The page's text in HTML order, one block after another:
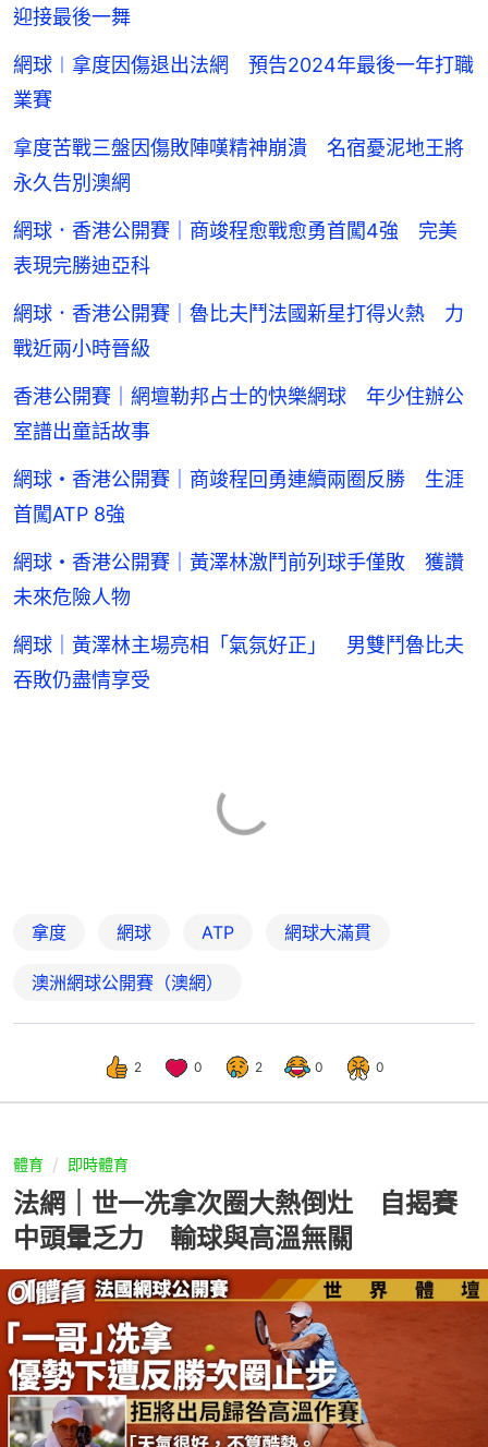
迎接最後一舞
網球︱拿度因傷退出法網 預告2024年最後一年打職
業賽
拿度苦戰三盤因傷敗陣嘆精神崩潰 名宿憂泥地王將
永久告別澳網
網球．香港公開賽｜商竣程愈戰愈勇首闖4強 完美
表現完勝迪亞科
網球．香港公開賽｜魯比夫鬥法國新星打得火熱 力
戰近兩小時晉級
香港公開賽｜網壇勒邦占士的快樂網球 年少住辦公
室譜出童話故事
網球・香港公開賽｜商竣程回勇連續兩圈反勝 生涯
首闖ATP 8強
網球・香港公開賽｜黃澤林激鬥前列球手僅敗 獲讚
未來危險人物
網球｜黃澤林主場亮相「氣氛好正」 男雙鬥魯比夫
吞敗仍盡情享受
拿度 網球 ATP 網球大滿貫
澳洲網球公開賽（澳網）
2 0 2 0 0
體育 即時體育
法網｜世一冼拿次圈大熱倒灶 自揭賽
中頭暈乏力 輸球與高溫無關